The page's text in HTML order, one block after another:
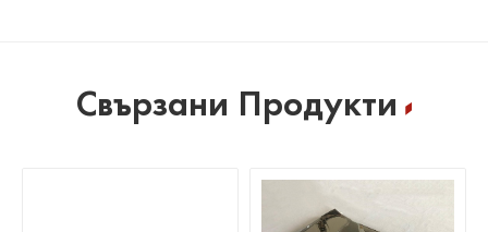
Свързани Продукти